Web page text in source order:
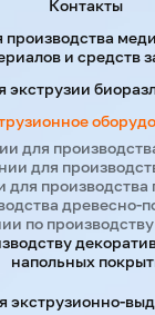
производства
и средств
экструзии
для
для
для производства
древесно-
по
напольных
экструзионно-
Контакты